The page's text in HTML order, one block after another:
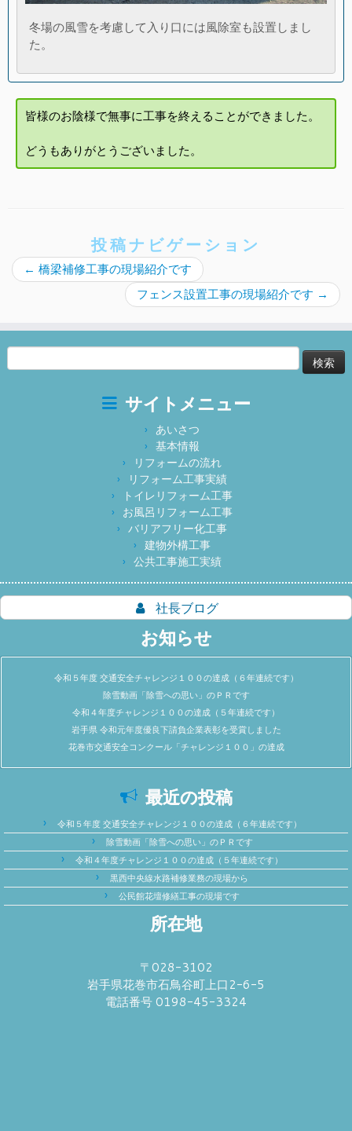
冬場の風雪を考慮して入り口には風除室も設置しまし
た。
皆様のお陰様で無事に工事を終えることができました。
どうもありがとうございました。
投稿ナビゲーション
← 橋梁補修工事の現場紹介です
フェンス設置工事の現場紹介です →
検
索:
サイトメニュー
あいさつ
基本情報
リフォームの流れ
リフォーム工事実績
トイレリフォーム工事
お風呂リフォーム工事
バリアフリー化工事
建物外構工事
公共工事施工実績
社長ブログ
お知らせ
令和５年度 交通安全チャレンジ１００の達成（６年連続です）
除雪動画「除雪への思い」のＰＲです
令和４年度チャレンジ１００の達成（５年連続です）
岩手県 令和元年度優良下請負企業表彰を受賞しました
花巻市交通安全コンクール「チャレンジ１００」の達成
最近の投稿
令和５年度 交通安全チャレンジ１００の達成（６年連続です）
除雪動画「除雪への思い」のＰＲです
令和４年度チャレンジ１００の達成（５年連続です）
黒西中央線水路補修業務の現場から
公民館花壇修繕工事の現場です
所在地
〒028-3102
岩手県花巻市石鳥谷町上口2-6-5
電話番号 0198-45-3324